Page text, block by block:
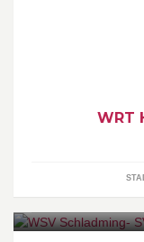
WRT